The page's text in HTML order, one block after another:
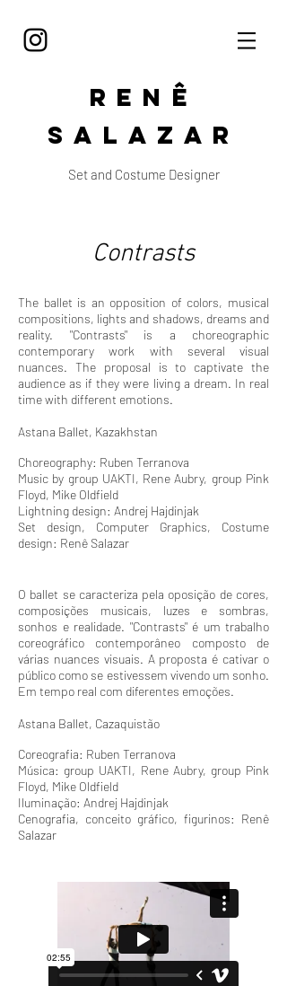
Renê
Salazar
Set and Costume Designer
Contrasts
The ballet is an opposition of colors, musical
compositions, lights and shadows, dreams and
reality. "Contrasts" is a choreographic
contemporary work with several visual
nuances. The proposal is to captivate the
audience as if they were living a dream. In real
time with different emotions.
Astana Ballet, Kazakhstan
Choreography: Ruben Terranova
Music by group UAKTI, Rene Aubry, group Pink
Floyd, Mike Oldfield
Lightning design: Andrej Hajdinjak
Set design, Computer Graphics, Costume
design: Renê Salazar
O ballet se caracteriza pela oposição de cores,
composições musicais, luzes e sombras,
sonhos e realidade. "Contrasts" é um trabalho
coreográfico contemporâneo composto de
várias nuances visuais. A proposta é cativar o
público como se estivessem vivendo um sonho.
Em tempo real com diferentes emoções.
Astana Ballet, Cazaquistão
Coreografia: Ruben Terranova
Música: group UAKTI, Rene Aubry, group Pink
Floyd, Mike Oldfield
Iluminação: Andrej Hajdinjak
Cenografia, conceito gráfico, figurinos: Renê
Salazar